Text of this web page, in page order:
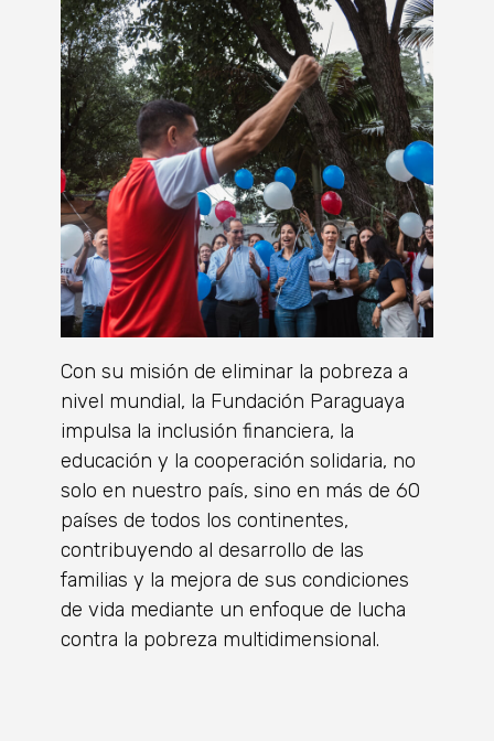
Con su misión de eliminar la pobreza a
nivel mundial, la Fundación Paraguaya
impulsa la inclusión financiera, la
educación y la cooperación solidaria, no
solo en nuestro país, sino en más de 60
países de todos los continentes,
contribuyendo al desarrollo de las
familias y la mejora de sus condiciones
de vida mediante un enfoque de lucha
contra la pobreza multidimensional.